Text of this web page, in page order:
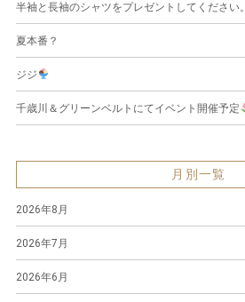
半袖と長袖のシャツをプレゼントしてください。
夏本番？
ジジ
千歳川＆グリーンベルトにてイベント開催予定
月別一覧
2026年8月
2026年7月
2026年6月